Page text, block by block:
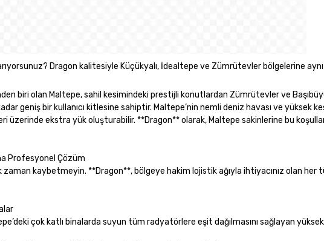
Dragon kalitesiyle Küçükyalı, İdealtepe ve Zümrütevler bölgelerine
biri olan Maltepe, sahil kesimindeki prestijli konutlardan Zümrütevler ve
geniş bir kullanıcı kitlesine sahiptir. Maltepe’nin nemli deniz havası ve yüksek
üzerinde ekstra yük oluşturabilir. **Dragon** olarak, Maltepe sakinlerine bu
Profesyonel Çözüm
kaybetmeyin. **Dragon**, bölgeye hakim lojistik ağıyla ihtiyacınız olan her
çok katlı binalarda suyun tüm radyatörlere eşit dağılmasını sağlayan